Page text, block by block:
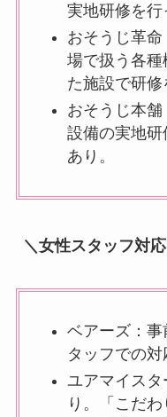
実地研修を行
おそうじ革
場で扱う各種
た施設で研修
おそうじ本
設備の実地研
あり。
＼女性スタッフ対
ベアーズ：事
タッフでの対
ユアマイス
り。「こだ